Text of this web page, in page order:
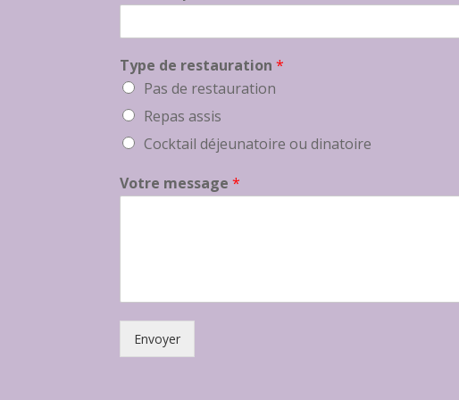
Type de restauration*
Pas de restauration
Repas assis
Cocktail déjeunatoire ou dinatoire
Votre message*
Envoyer